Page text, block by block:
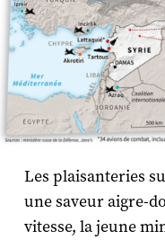
Les plaisanteries
une saveur aigre-
vitesse, la jeune